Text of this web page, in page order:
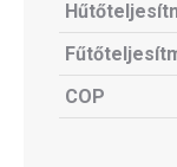
COP